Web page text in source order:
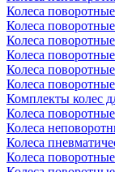
Колеса
Колеса
Колеса
Колеса
Колеса
Колеса
Комплекты колес
Колеса
Колеса
Колеса
Колеса